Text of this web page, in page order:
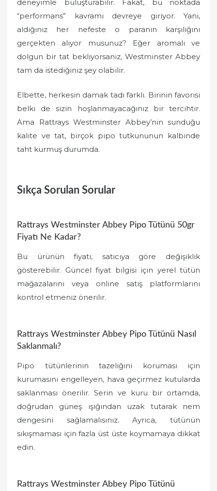
deneyimle buluşturabilir. Fakat, bu noktada
“performans” kavramı devreye giriyor. Yani,
aldığınız her nefeste o paranın karşılığını
gerçekten alıyor musunuz? Eğer aromalı ve
dolgun bir tat bekliyorsanız, Westminster Abbey
tam da istediğiniz şey olabilir.
Elbette, herkesin damak tadı farklı. Birinin favorisi
belki de sizin hoşlanmayacağınız bir tercihtir.
Ama Rattrays Westminster Abbey’nin sunduğu
kalite ve tat, birçok pipo tutkununun kalbinde
taht kurmuş durumda.
Sıkça Sorulan Sorular
Rattrays Westminster Abbey Pipo Tütünü 50gr
Fiyatı Ne Kadar?
Bu ürünün fiyatı, satıcıya göre değişiklik
gösterebilir. Güncel fiyat bilgisi için yerel tütün
mağazalarını veya online satış platformlarını
kontrol etmeniz önerilir.
Rattrays Westminster Abbey Pipo Tütünü Nasıl
Saklanmalı?
Pipo tütünlerinin tazeliğini koruması için
kurumasını engelleyen, hava geçirmez kutularda
saklanması önerilir. Serin ve kuru bir ortamda,
doğrudan güneş ışığından uzak tutarak nem
dengesini sağlamalısınız. Ayrıca, tütünün
sıkışmaması için fazla üst üste koymamaya dikkat
edin.
Rattrays Westminster Abbey Pipo Tütünü